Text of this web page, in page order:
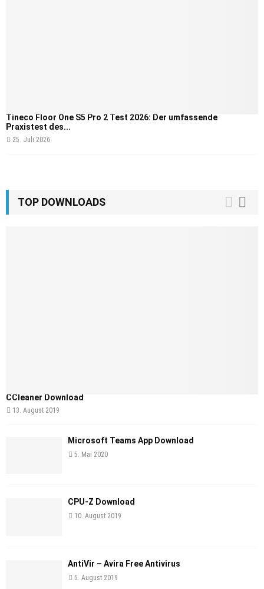
Tineco Floor One S5 Pro 2 Test 2026: Der umfassende
Praxistest des...
25. Juli 2026
TOP DOWNLOADS
CCleaner Download
13. August 2019
Microsoft Teams App Download
5. Mai 2020
CPU-Z Download
10. August 2019
AntiVir – Avira Free Antivirus
5. August 2019